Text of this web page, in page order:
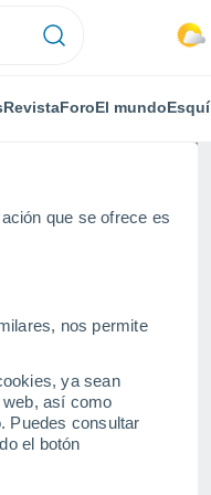
que se ofrece es
nos permite
ya sean
así como
Puedes consultar
el botón
RevistaForoEl mundoEsquí
...